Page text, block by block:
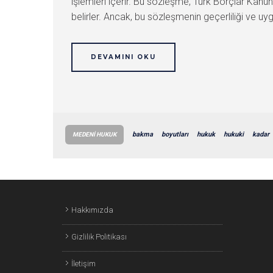
belirler. Ancak, bu sözleşmenin geçerliliği ve
DEVAMINI OKU
MEDENI HUKUK bakma boyutları hukuk hukuki kadar
Hakkımızda
Gizlilik Politikası
İletişim